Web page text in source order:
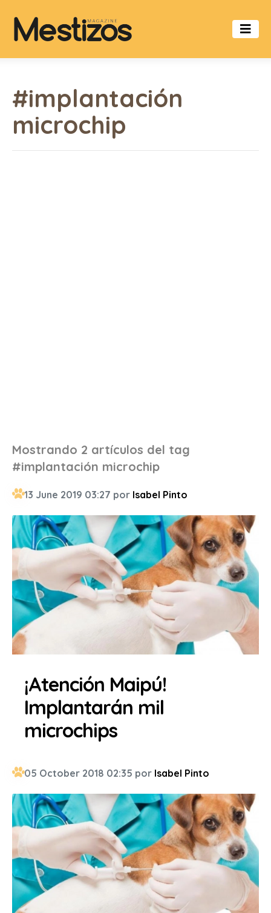
#implantación
microchip
Mostrando 2 artículos del tag
#implantación microchip
13 June 2019 03:27 por Isabel Pinto
¡Atención Maipú!
Implantarán mil
microchips
05 October 2018 02:35 por Isabel Pinto